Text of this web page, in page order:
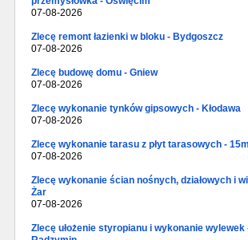
07-08-2026
Zlecę remont łazienki w bloku - Bydgoszcz
07-08-2026
Zlecę budowę domu - Gniew
07-08-2026
Zlecę wykonanie tynków gipsowych - Kłodawa
07-08-2026
Zlecę wykonanie tarasu z płyt tarasowych -
07-08-2026
Zlecę wykonanie ścian nośnych, działowych i
Żar
07-08-2026
Zlecę ułożenie styropianu i wykonanie wylewek